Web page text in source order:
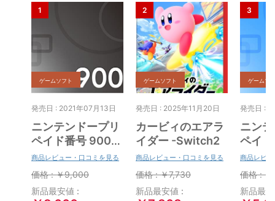
ゲームソフト
発売日 : 2021年07月13日
ニンテンドープリ
ペイド番号 9000
円|オンラインコー
ド版
商品レビュー・口コミを見る
価格 : ￥9,000
新品最安値 :
ゲームソフト
発売日 : 2025年11月20日
カービィのエアラ
イダー -Switch2
商品レビュー・口コミを見る
価格 : ￥7,730
新品最安値 :
ゲームソ
発売日 :
ニン
ペイ
円|オ
ド版
商品レビ
価格 :
新品最